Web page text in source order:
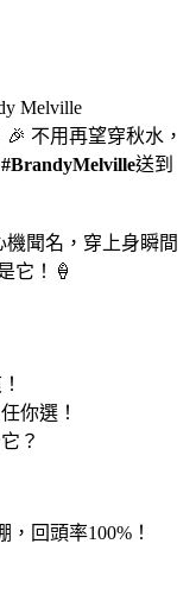
不用再望穿秋水，
#BrandyMelville送到
聞名，穿上身瞬間
它！🍦
你選！
？
回頭率100%！